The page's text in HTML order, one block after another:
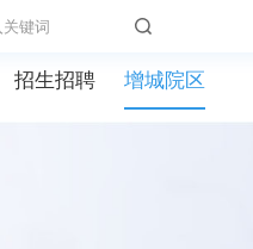
招生招聘 增城院区